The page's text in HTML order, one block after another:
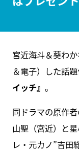
宮近海斗＆葵わ
＆電子）した話
イッチ』 。
同ドラマの原作
山聖（宮近）と
レ・元カノ”吉田